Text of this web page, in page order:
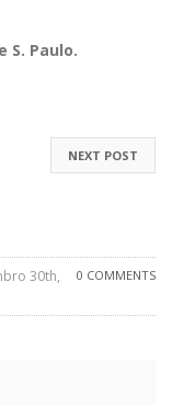
S. Paulo.
NEXT POST
0 COMMENTS
30th,